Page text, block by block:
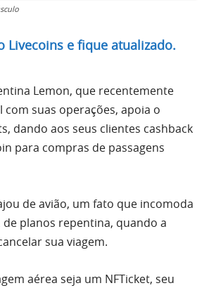
Livecoins e fique atualizado.
Lemon, que recentemente
com suas operações, apoia o
dando aos seus clientes cashback
para compras de passagens
de avião, um fato que incomoda
planos repentina, quando a
sua viagem.
aérea seja um NFTicket, seu